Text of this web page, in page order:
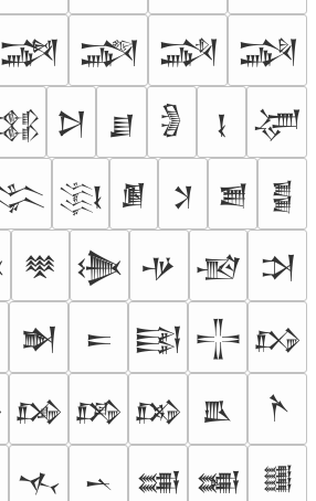
𒋎 𒋏 𒋐 𒋑
𒋕 𒋖 𒋗 𒋘 𒋙 𒋚
𒋟 𒋠 𒋡 𒋢 𒋣
𒋧 𒋨 𒋩 𒋪 𒋫
𒋯 𒋰 𒋱 𒋲 𒋳
𒋷 𒋸 𒋹 𒋺 𒋻
𒋿 𒌀 𒌁 𒌂 𒌃